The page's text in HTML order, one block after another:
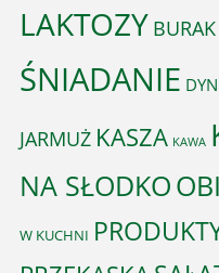
LAKTOZY BURAK
ŚNIADANIE
JARMUŻ KASZA KAWA
NA SŁODKO
W KUCHNI